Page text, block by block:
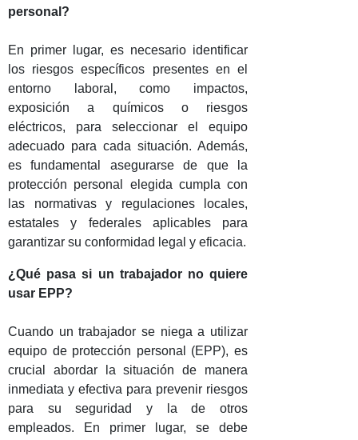
personal?
En primer lugar, es necesario identificar
los riesgos específicos presentes en el
entorno laboral, como impactos,
exposición a químicos o riesgos
eléctricos, para seleccionar el equipo
adecuado para cada situación. Además,
es fundamental asegurarse de que la
protección personal elegida cumpla con
las normativas y regulaciones locales,
estatales y federales aplicables para
garantizar su conformidad legal y eficacia.
¿Qué pasa si un trabajador no quiere
usar EPP?
Cuando un trabajador se niega a utilizar
equipo de protección personal (EPP), es
crucial abordar la situación de manera
inmediata y efectiva para prevenir riesgos
para su seguridad y la de otros
empleados. En primer lugar, se debe